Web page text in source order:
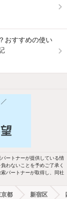
おすすめの使い
ートナーが提供している情
わないことを予めご了承く
パートナーが取得し、同社
都 新宿区